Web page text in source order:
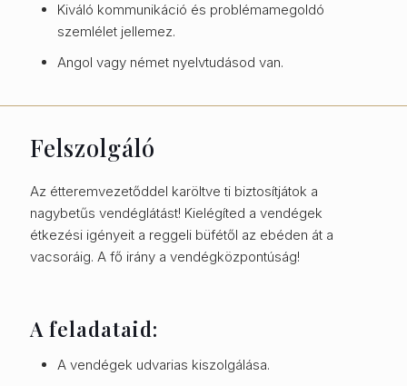
Kiváló kommunikáció és problémamegoldó
szemlélet jellemez.
Angol vagy német nyelvtudásod van.
Felszolgáló
Az étteremvezetőddel karöltve ti biztosítjátok a
nagybetűs vendéglátást! Kielégíted a vendégek
étkezési igényeit a reggeli büfétől az ebéden át a
vacsoráig. A fő irány a vendégközpontúság!
A feladataid:
A vendégek udvarias kiszolgálása.